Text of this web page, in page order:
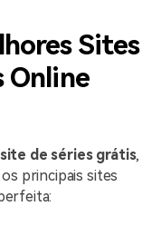
Sites
Online
site de séries grátis,
principais sites